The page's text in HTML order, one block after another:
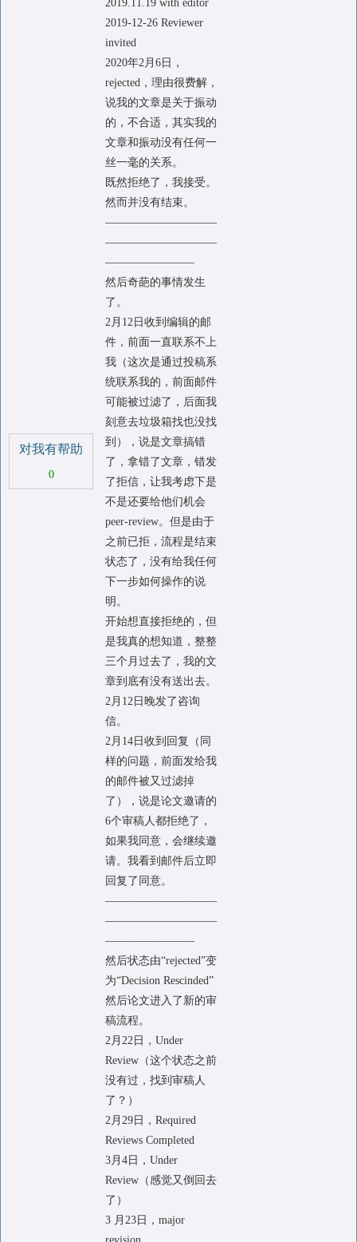
对我有帮助
0
2019.11.19 with editor
2019-12-26 Reviewer
invited
2020年2月6日，
rejected，理由很费解，
说我的文章是关于振动
的，不合适，其实我的
文章和振动没有任何一
丝一毫的关系。
既然拒绝了，我接受。
然而并没有结束。
——————————
——————————
————————
然后奇葩的事情发生
了。
2月12日收到编辑的邮
件，前面一直联系不上
我（这次是通过投稿系
统联系我的，前面邮件
可能被过滤了，后面我
刻意去垃圾箱找也没找
到），说是文章搞错
了，拿错了文章，错发
了拒信，让我考虑下是
不是还要给他们机会
peer-review。但是由于
之前已拒，流程是结束
状态了，没有给我任何
下一步如何操作的说
明。
开始想直接拒绝的，但
是我真的想知道，整整
三个月过去了，我的文
章到底有没有送出去。
2月12日晚发了咨询
信。
2月14日收到回复（同
样的问题，前面发给我
的邮件被又过滤掉
了），说是论文邀请的
6个审稿人都拒绝了，
如果我同意，会继续邀
请。我看到邮件后立即
回复了同意。
——————————
——————————
————————
然后状态由“rejected”变
为“Decision Rescinded”
然后论文进入了新的审
稿流程。
2月22日，Under
Review（这个状态之前
没有过，找到审稿人
了？）
2月29日，Required
Reviews Completed
3月4日，Under
Review（感觉又倒回去
了）
3 月23日，major